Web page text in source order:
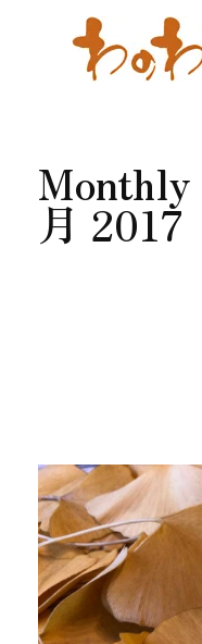
ホーム » アーカイ
月 2017